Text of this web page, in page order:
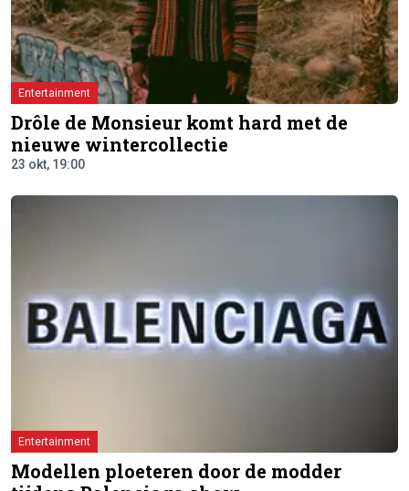
Entertainment
Drôle de Monsieur komt hard met de
nieuwe wintercollectie
23 okt, 19:00
Entertainment
Modellen ploeteren door de modder